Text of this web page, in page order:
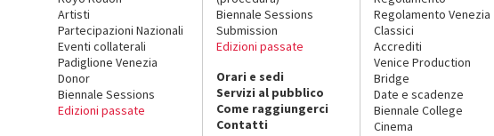
Artisti
Partecipazioni Nazionali
Eventi collaterali
Padiglione Venezia
Donor
Biennale Sessions
Edizioni passate
Biennale Sessions
Submission
Edizioni passate
Orari e sedi
Servizi al pubblico
Come raggiungerci
Contatti
Regolamento Venezia
Classici
Accrediti
Venice Production
Bridge
Date e scadenze
Biennale College
Cinema